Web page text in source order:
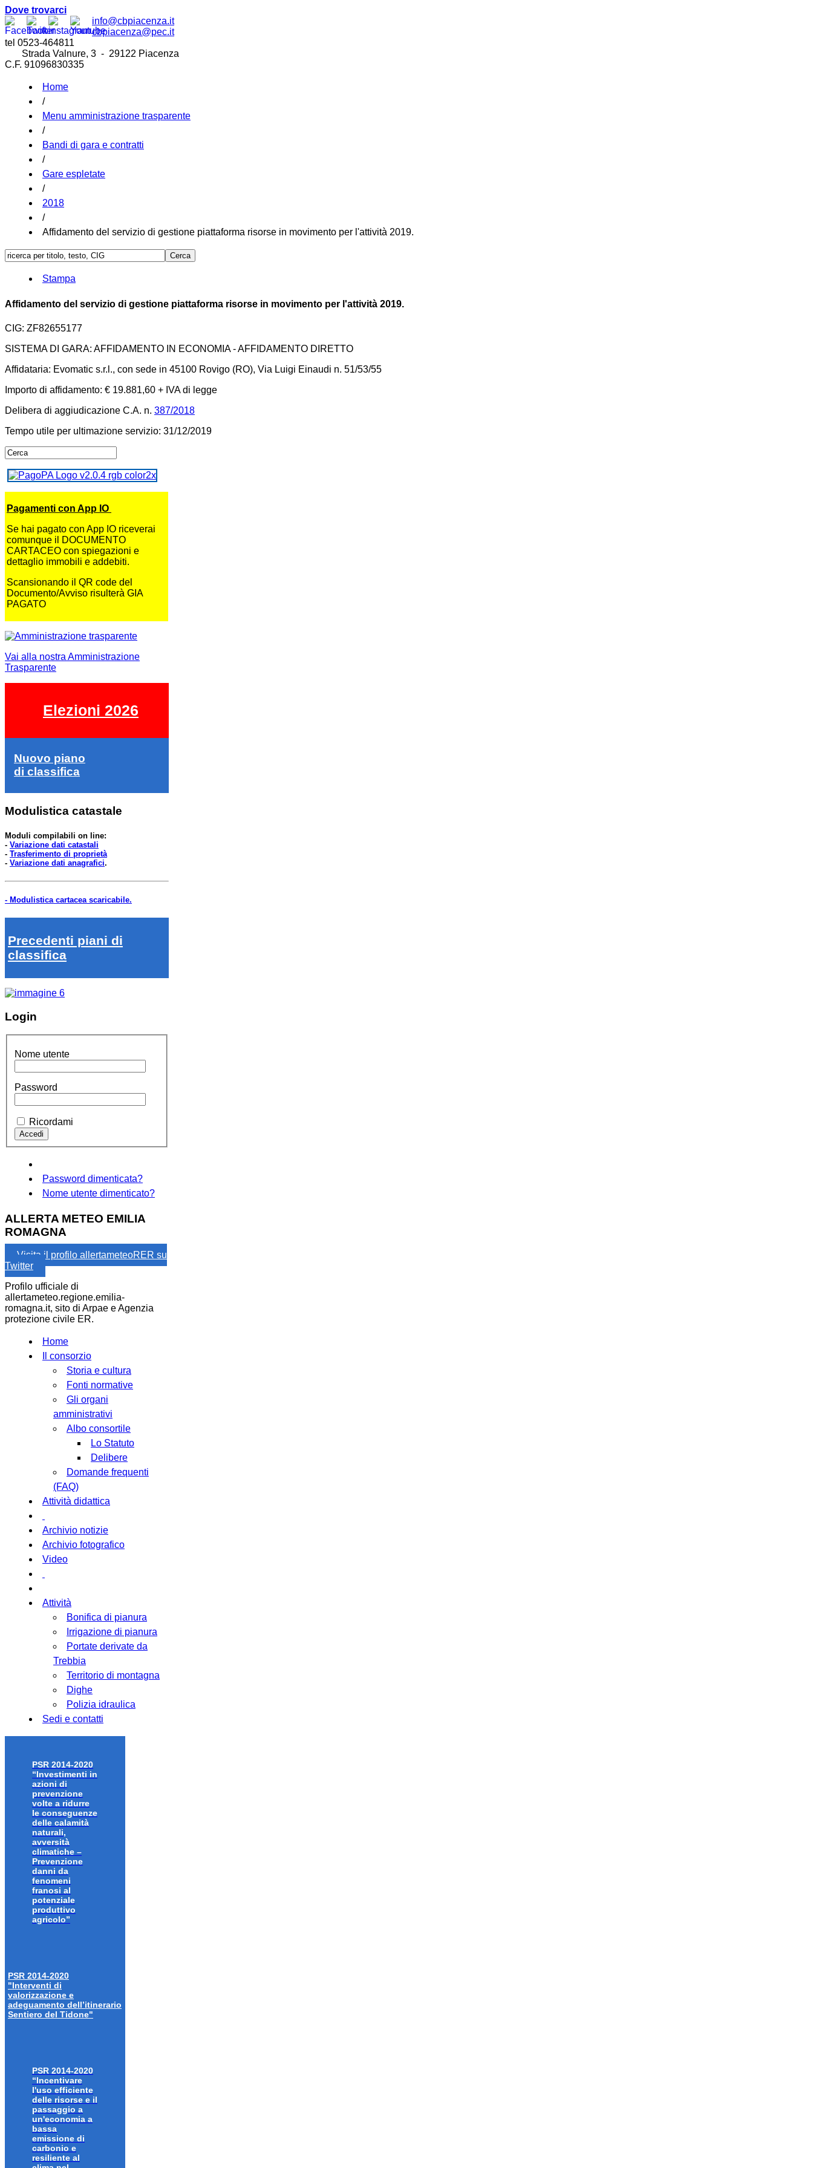
Dove trovarci
info@cbpiacenza.it
cbpiacenza@pec.it
tel 0523-464811
Strada Valnure, 3 - 29122 Piacenza
C.F. 91096830335
Home
/
Menu amministrazione trasparente
/
Bandi di gara e contratti
/
Gare espletate
/
2018
/
Affidamento del servizio di gestione piattaforma risorse in movimento per l'attività 2019.
Stampa
Affidamento del servizio di gestione piattaforma risorse in movimento per l'attività 2019.
CIG: ZF82655177
SISTEMA DI GARA: AFFIDAMENTO IN ECONOMIA - AFFIDAMENTO DIRETTO
Affidataria: Evomatic s.r.l., con sede in 45100 Rovigo (RO), Via Luigi Einaudi n. 51/53/55
Importo di affidamento: € 19.881,60 + IVA di legge
Delibera di aggiudicazione C.A. n. 387/2018
Tempo utile per ultimazione servizio: 31/12/2019
Pagamenti con App IO
Se hai pagato con App IO riceverai
comunque il DOCUMENTO
CARTACEO con spiegazioni e
dettaglio immobili e addebiti.
Scansionando il QR code del
Documento/Avviso risulterà GIA
PAGATO
Vai alla nostra Amministrazione
Trasparente
Elezioni 2026
Nuovo piano
di classifica
Modulistica catastale
Moduli compilabili on line:
- Variazione dati catastali
- Trasferimento di proprietà
- Variazione dati anagrafici.
- Modulistica cartacea scaricabile.
Precedenti piani di
classifica
Login
Nome utente
Password
Ricordami
Password dimenticata?
Nome utente dimenticato?
ALLERTA METEO EMILIA
ROMAGNA
Visita il profilo allertameteoRER su
Twitter
Profilo ufficiale di
allertameteo.regione.emilia-
romagna.it, sito di Arpae e Agenzia
protezione civile ER.
Home
Il consorzio
Storia e cultura
Fonti normative
Gli organi
amministrativi
Albo consortile
Lo Statuto
Delibere
Domande frequenti
(FAQ)
Attività didattica
Archivio notizie
Archivio fotografico
Video
Attività
Bonifica di pianura
Irrigazione di pianura
Portate derivate da
Trebbia
Territorio di montagna
Dighe
Polizia idraulica
Sedi e contatti
PSR 2014-2020
“Investimenti in
azioni di
prevenzione
volte a ridurre
le conseguenze
delle calamità
naturali,
avversità
climatiche –
Prevenzione
danni da
fenomeni
franosi al
potenziale
produttivo
agricolo”
PSR 2014-2020
"Interventi di
valorizzazione e
adeguamento dell’itinerario
Sentiero del Tidone"
PSR 2014-2020
“Incentivare
l'uso efficiente
delle risorse e il
passaggio a
un'economia a
bassa
emissione di
carbonio e
resiliente al